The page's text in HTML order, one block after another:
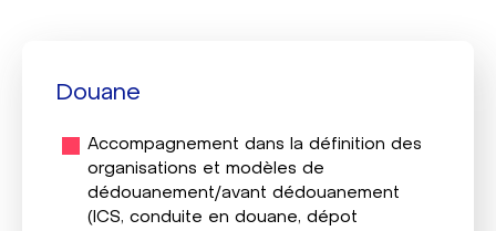
Douane
Accompagnement dans la définition des
organisations et modèles de
dédouanement/avant dédouanement
(ICS, conduite en douane, dépôt